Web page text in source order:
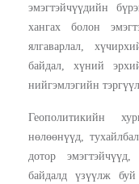
эмэгтэйчүүдийн
хангах болон
ялгаварлал,
байдал, хүний
нийгэмлэгийн
Геополитикийн
нөлөөнүүд,
дотор
байдалд үзүүлж